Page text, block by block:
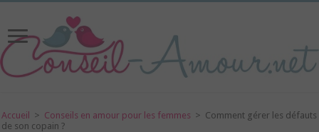
Accueil > Conseils en amour pour les femmes > Comment gérer les défauts
de son copain ?